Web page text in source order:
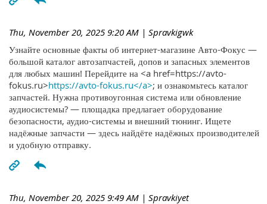
Thu, November 20, 2025 9:20 AM | Spravkigwk
Узнайте основные факты об интернет-магазине Авто-Фокус —
большой каталог автозапчастей, допов и запасных элементов
для любых машин! Перейдите на <a href=https://avto-
fokus.ru>https://avto-fokus.ru</a>; и ознакомьтесь каталог
запчастей. Нужна противоугонная система или обновление
аудиосистемы? — площадка предлагает оборудование
безопасности, аудио-системы и внешний тюнинг. Ищете
надёжные запчасти — здесь найдёте надёжных производителей
и удобную отправку.
Thu, November 20, 2025 9:49 AM | Spravkiyet